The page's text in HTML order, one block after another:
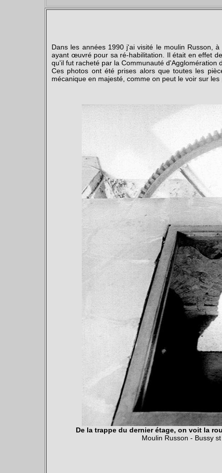
Dans les années 1990 j'ai visité le moulin Russon,
ayant œuvré pour sa ré-habilitation. Il était en effet
qu'il fut racheté par la Communauté d'Agglomération
Ces photos ont été prises alors que toutes les
mécanique en majesté, comme on peut le voir sur
De la trappe du dernier étage, on voit la
Moulin Russon - Bussy